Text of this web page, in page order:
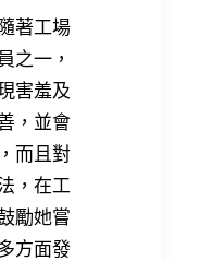
著工場
之一，
害羞及
，並會
而且對
，在工
勵她嘗
方面發